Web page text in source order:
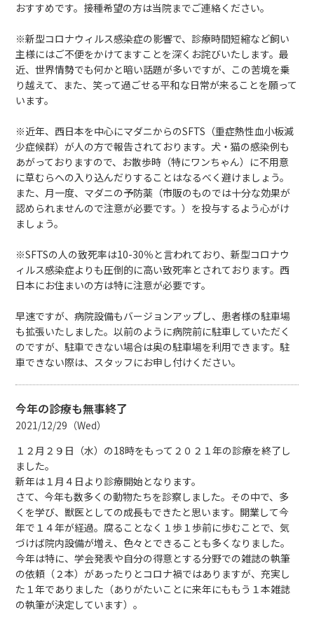
おすすめです。接種希望の方は当院までご連絡ください。
※新型コロナウィルス感染症の影響で、診療時間短縮など飼い
主様にはご不便をかけてますことを深くお詫びいたします。最
近、世界情勢でも何かと暗い話題が多いですが、この苦境を乗
り越えて、また、笑って過ごせる平和な日常が来ることを願って
います。
※近年、西日本を中心にマダニからのSFTS（重症熱性血小板減
少症候群）が人の方で報告されております。犬・猫の感染例も
あがっておりますので、お散歩時（特にワンちゃん）に不用意
に草むらへの入り込んだりすることはなるべく避けましょう。
また、月一度、マダニの予防薬（市販のものでは十分な効果が
認められませんので注意が必要です。）を投与するよう心がけ
ましょう。
※SFTSの人の致死率は10-30％と言われており、新型コロナウ
ィルス感染症よりも圧倒的に高い致死率とされております。西
日本にお住まいの方は特に注意が必要です。
早速ですが、病院設備もバージョンアップし、患者様の駐車場
も拡張いたしました。以前のように病院前に駐車していただく
のですが、駐車できない場合は奥の駐車場を利用できます。駐
車できない際は、スタッフにお申し付けください。
今年の診療も無事終了
2021/12/29（Wed）
１２月２９日（水）の18時をもって２０２１年の診療を終了し
ました。
新年は１月４日より診療開始となります。
さて、今年も数多くの動物たちを診察しました。その中で、多
くを学び、獣医としての成長もできたと思います。開業して今
年で１４年が経過。腐ることなく１歩１歩前に歩むことで、気
づけば院内設備が増え、色々とできることも多くなりました。
今年は特に、学会発表や自分の得意とする分野での雑誌の執筆
の依頼（２本）があったりとコロナ禍ではありますが、充実し
た１年でありました（ありがたいことに来年にももう１本雑誌
の執筆が決定しています）。